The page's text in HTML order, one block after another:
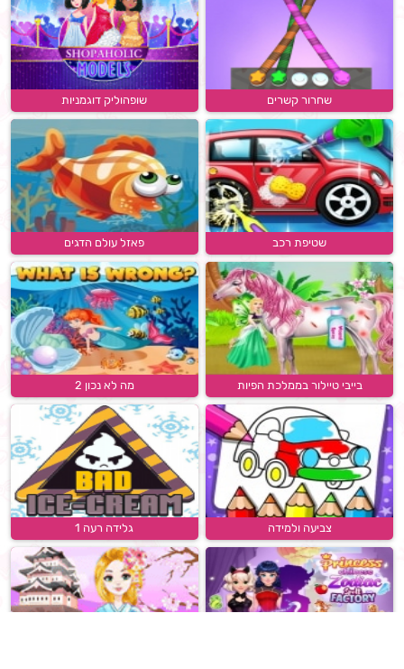
שחרור קשרים שופהוליק דוגמניות
שטיפת רכב פאזל עולם הדגים
בייבי טיילור בממלכת הפיות מה לא נכון 2
צביעה ולמידה גלידה רעה 1